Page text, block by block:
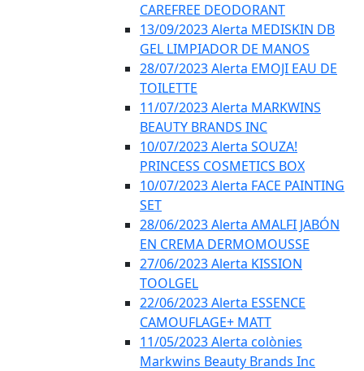
CAREFREE DEODORANT
13/09/2023 Alerta MEDISKIN DB
GEL LIMPIADOR DE MANOS
28/07/2023 Alerta EMOJI EAU DE
TOILETTE
11/07/2023 Alerta MARKWINS
BEAUTY BRANDS INC
10/07/2023 Alerta SOUZA!
PRINCESS COSMETICS BOX
10/07/2023 Alerta FACE PAINTING
SET
28/06/2023 Alerta AMALFI JABÓN
EN CREMA DERMOMOUSSE
27/06/2023 Alerta KISSION
TOOLGEL
22/06/2023 Alerta ESSENCE
CAMOUFLAGE+ MATT
11/05/2023 Alerta colònies
Markwins Beauty Brands Inc